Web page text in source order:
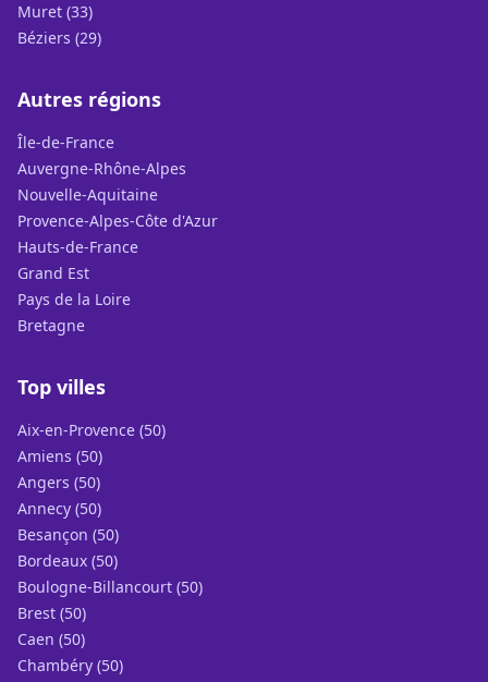
Muret (33)
Béziers (29)
Autres régions
Île-de-France
Auvergne-Rhône-Alpes
Nouvelle-Aquitaine
Provence-Alpes-Côte d'Azur
Hauts-de-France
Grand Est
Pays de la Loire
Bretagne
Top villes
Aix-en-Provence (50)
Amiens (50)
Angers (50)
Annecy (50)
Besançon (50)
Bordeaux (50)
Boulogne-Billancourt (50)
Brest (50)
Caen (50)
Chambéry (50)